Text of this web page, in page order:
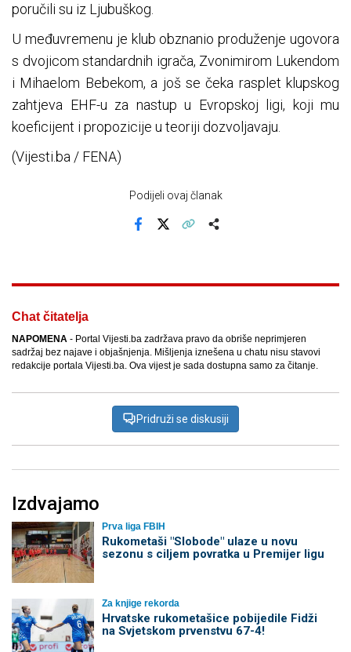
poručili su iz Ljubuškog.
U međuvremenu je klub obznanio produženje ugovora
s dvojicom standardnih igrača, Zvonimirom Lukendom
i Mihaelom Bebekom, a još se čeka rasplet klupskog
zahtjeva EHF-u za nastup u Evropskoj ligi, koji mu
koeficijent i propozicije u teoriji dozvoljavaju.
(Vijesti.ba / FENA)
Podijeli ovaj članak
Chat čitatelja
NAPOMENA - Portal Vijesti.ba zadržava pravo da obriše neprimjeren
sadržaj bez najave i objašnjenja. Mišljenja iznešena u chatu nisu stavovi
redakcije portala Vijesti.ba. Ova vijest je sada dostupna samo za čitanje.
Pridruži se diskusiji
Izdvajamo
Prva liga FBIH
Rukometaši "Slobode" ulaze u novu
sezonu s ciljem povratka u Premijer ligu
Za knjige rekorda
Hrvatske rukometašice pobijedile Fidži
na Svjetskom prvenstvu 67-4!